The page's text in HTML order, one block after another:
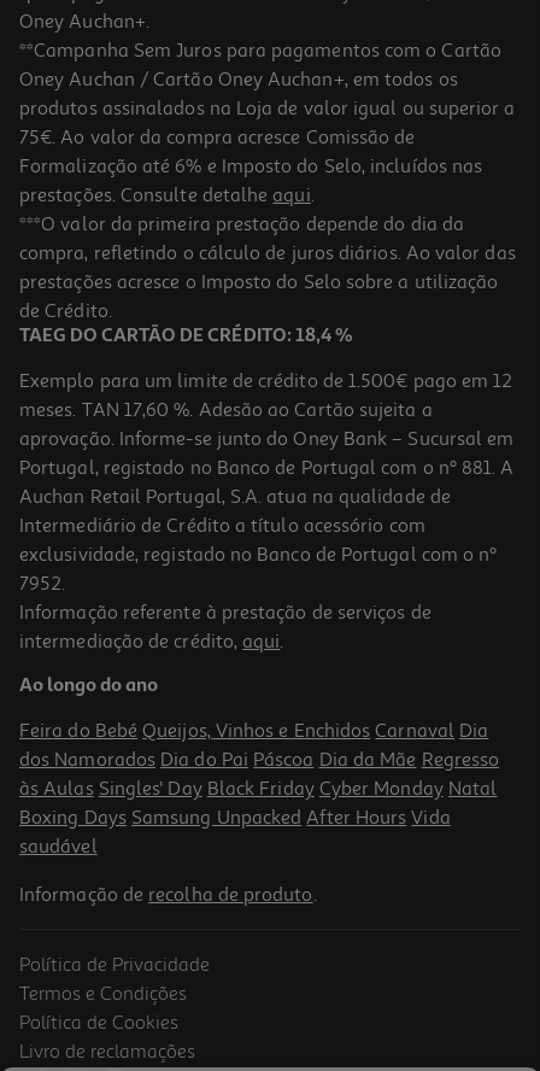
4.8 (42)
Serum Capilar Klorane Quinina Acelerador De Crescimento 100ml
445 €/Lt
44,50 €
-25%
Loção Ducray Kelual-Squanorm 200 Ml
66.25 €/Lt
13,25 €
Promoção
Oney Auchan+.
**Campanha Sem Juros para pagamentos com o Cartão
Oney Auchan / Cartão Oney Auchan+, em todos os
produtos assinalados na Loja de valor igual ou superior a
75€. Ao valor da compra acresce Comissão de
Formalização até 6% e Imposto do Selo, incluídos nas
prestações. Consulte detalhe aqui.
***O valor da primeira prestação depende do dia da
compra, refletindo o cálculo de juros diários. Ao valor das
prestações acresce o Imposto do Selo sobre a utilização
de Crédito.
TAEG DO CARTÃO DE CRÉDITO: 18,4 %
Exemplo para um limite de crédito de 1.500€ pago em 12
meses. TAN 17,60 %. Adesão ao Cartão sujeita a
aprovação. Informe-se junto do Oney Bank – Sucursal em
Portugal, registado no Banco de Portugal com o nº 881. A
Auchan Retail Portugal, S.A. atua na qualidade de
Intermediário de Crédito a título acessório com
exclusividade, registado no Banco de Portugal com o nº
7952.
Informação referente à prestação de serviços de
intermediação de crédito, aqui.
Ao longo do ano
Feira do Bebé Queijos, Vinhos e Enchidos Carnaval Dia
dos Namorados Dia do Pai Páscoa Dia da Mãe Regresso
às Aulas Singles' Day Black Friday Cyber Monday Natal
Boxing Days Samsung Unpacked After Hours Vida
saudável
Informação de recolha de produto.
Política de Privacidade
Termos e Condições
Política de Cookies
Livro de reclamações